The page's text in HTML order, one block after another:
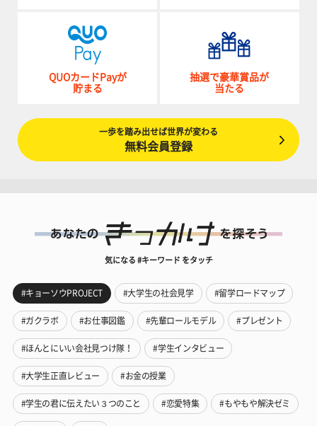
QUOカードPayが
貯まる
抽選で豪華賞品が
当たる
一歩を踏み出せば世界が変わる
無料会員登録
気になる #キーワード をタッチ
#キョーソウPROJECT #大学生の社会見学 #留学ロードマップ
#ガクラボ #お仕事図鑑 #先輩ロールモデル #プレゼント
#ほんとにいい会社見つけ隊！ #学生インタビュー
#大学生正直レビュー #お金の授業
#学生の君に伝えたい３つのこと #恋愛特集 #もやもや解決ゼミ